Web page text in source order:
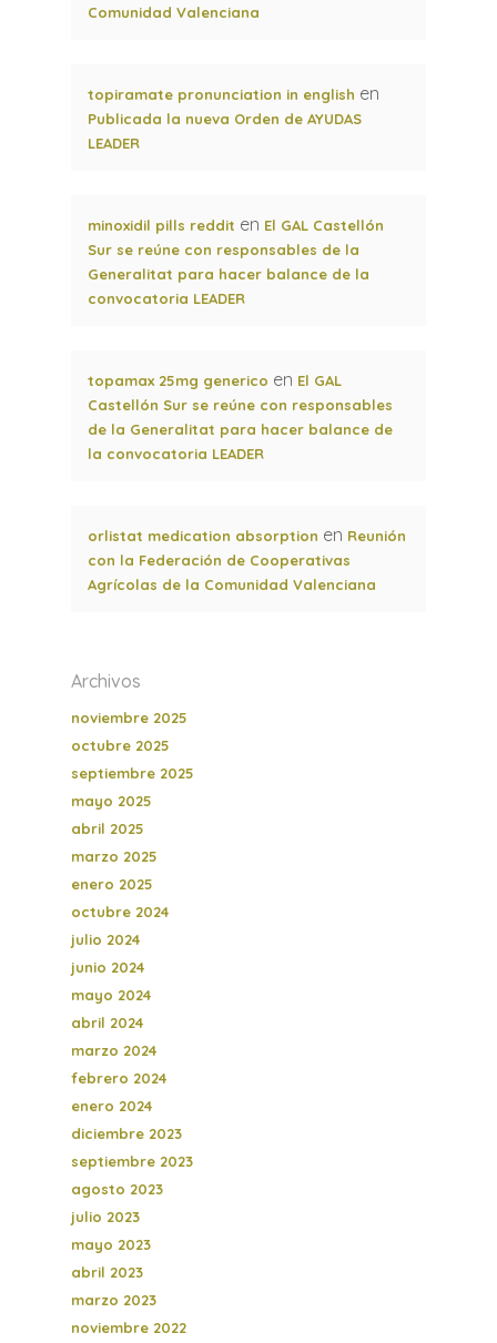
Comunidad Valenciana
topiramate pronunciation in english en
Publicada la nueva Orden de AYUDAS
LEADER
minoxidil pills reddit en El GAL Castellón
Sur se reúne con responsables de la
Generalitat para hacer balance de la
convocatoria LEADER
topamax 25mg generico en El GAL
Castellón Sur se reúne con responsables
de la Generalitat para hacer balance de
la convocatoria LEADER
orlistat medication absorption en Reunión
con la Federación de Cooperativas
Agrícolas de la Comunidad Valenciana
Archivos
noviembre 2025
octubre 2025
septiembre 2025
mayo 2025
abril 2025
marzo 2025
enero 2025
octubre 2024
julio 2024
junio 2024
mayo 2024
abril 2024
marzo 2024
febrero 2024
enero 2024
diciembre 2023
septiembre 2023
agosto 2023
julio 2023
mayo 2023
abril 2023
marzo 2023
noviembre 2022